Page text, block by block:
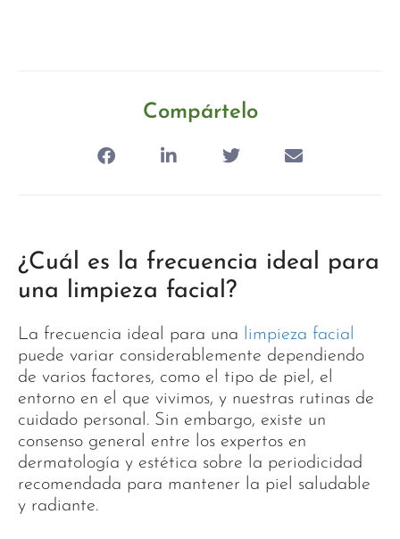
Compártelo
¿Cuál es la frecuencia ideal para
una limpieza facial?
La frecuencia ideal para una
limpieza facial
puede variar considerablemente dependiendo
de varios factores, como el tipo de piel, el
entorno en el que vivimos, y nuestras rutinas de
cuidado personal. Sin embargo, existe un
consenso general entre los expertos en
dermatología y estética sobre la periodicidad
recomendada para mantener la piel saludable
y radiante.